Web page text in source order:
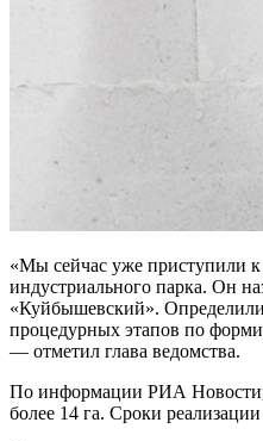
«Мы сейчас уже приступили
индустриального парка. Он
«Куйбышевский».
процедурных этапов по
— отметил глава ведомства.
По информации РИА Новости,
более 14 га. Сроки